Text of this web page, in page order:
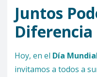
Juntos
Diferencia
Hoy, en el Día
invitamos a todos a